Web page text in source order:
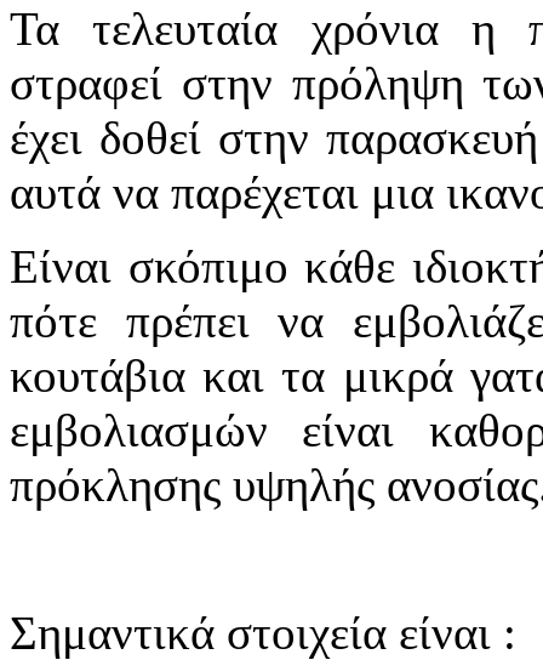
Τα τελευταία χρόνια η
στραφεί στην πρόληψη
έχει δοθεί στην
αυτά να παρέχεται μια
Είναι σκόπιμο κάθε
πότε πρέπει να
κουτάβια και τα μικρά
εμβολιασμών είναι
πρόκλησης υψηλής
Σημαντικά στοιχεία είναι :